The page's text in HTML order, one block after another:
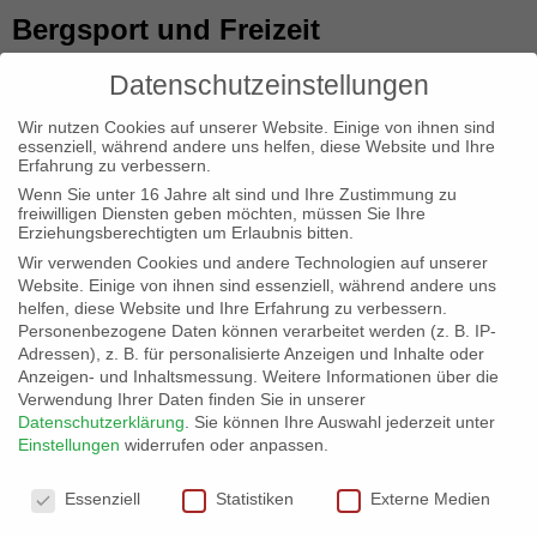
Bergsport und Freizeit
Durch gemeinsame Erlebnisse Freunde finden;
Abenteuer, Spaß und neue Herausforderungen
bei Kursen, Touren, Veranstaltungen oder
Ausbildungen im Bergsport erfahren.
Sicherheit / Versicherungsschutz
beim Bergsport
Du hast (in deinem Mitgliedsbeitrag bereits
enthalten) mit dem Alpinen Sicherheits-Service
Datenschutzeinstellungen
Wir nutzen Cookies auf unserer Website. Einige von ihnen sind
essenziell, während andere uns helfen, diese Website und Ihre
Erfahrung zu verbessern.
Wenn Sie unter 16 Jahre alt sind und Ihre Zustimmung zu
freiwilligen Diensten geben möchten, müssen Sie Ihre
Erziehungsberechtigten um Erlaubnis bitten.
Wir verwenden Cookies und andere Technologien auf unserer
Website. Einige von ihnen sind essenziell, während andere uns
helfen, diese Website und Ihre Erfahrung zu verbessern.
Personenbezogene Daten können verarbeitet werden (z. B. IP-
Adressen), z. B. für personalisierte Anzeigen und Inhalte oder
Anzeigen- und Inhaltsmessung. Weitere Informationen über die
Verwendung Ihrer Daten finden Sie in unserer
Datenschutzerklärung. Sie können Ihre Auswahl jederzeit unter
Einstellungen widerrufen oder anpassen.
Essenziell
Statistiken Externe Medien